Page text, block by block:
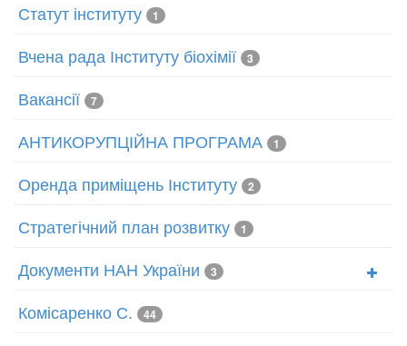
Статут інституту 1
Вчена рада Інституту біохімії 3
Вакансії 7
АНТИКОРУПЦІЙНА ПРОГРАМА 1
Оренда приміщень Інституту 2
Стратегічний план розвитку 1
Документи НАН України 3
Комісаренко С. 44